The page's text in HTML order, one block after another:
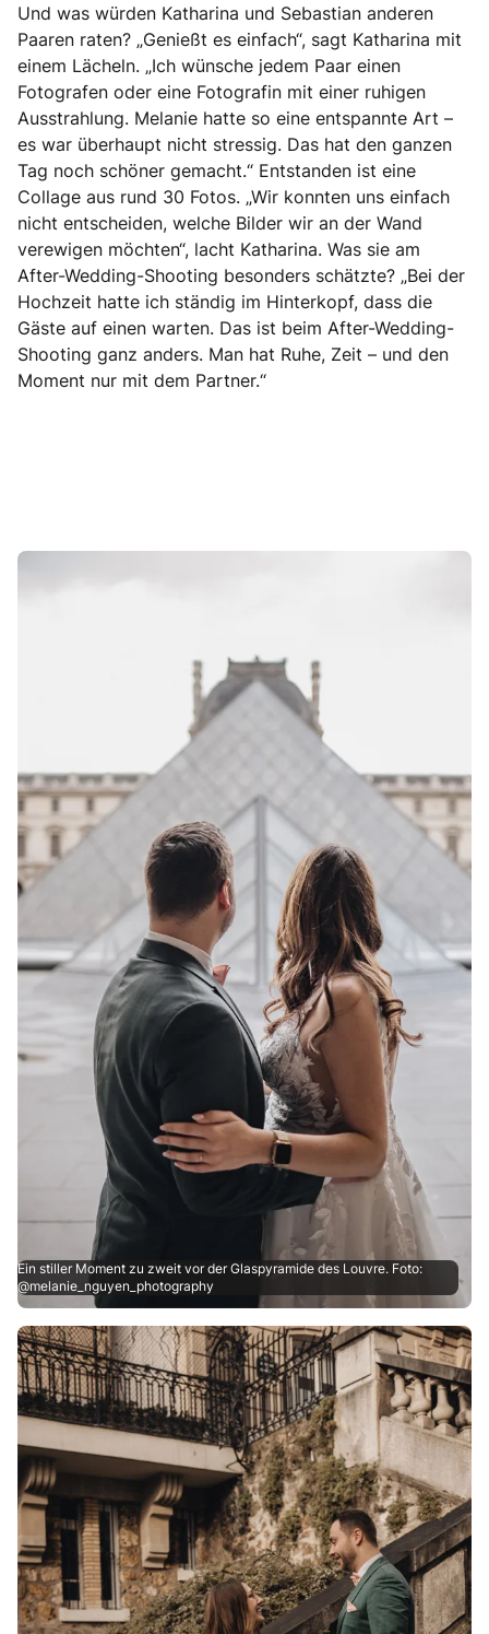
Und was würden Katharina und Sebastian anderen
Paaren raten? „Genießt es einfach“, sagt Katharina mit
einem Lächeln. „Ich wünsche jedem Paar einen
Fotografen oder eine Fotografin mit einer ruhigen
Ausstrahlung. Melanie hatte so eine entspannte Art –
es war überhaupt nicht stressig. Das hat den ganzen
Tag noch schöner gemacht.“ Entstanden ist eine
Collage aus rund 30 Fotos. „Wir konnten uns einfach
nicht entscheiden, welche Bilder wir an der Wand
verewigen möchten“, lacht Katharina. Was sie am
After-Wedding-Shooting besonders schätzte? „Bei der
Hochzeit hatte ich ständig im Hinterkopf, dass die
Gäste auf einen warten. Das ist beim After-Wedding-
Shooting ganz anders. Man hat Ruhe, Zeit – und den
Moment nur mit dem Partner.“
Ein stiller Moment zu zweit vor der Glaspyramide des Louvre. Foto:
@melanie_nguyen_photography